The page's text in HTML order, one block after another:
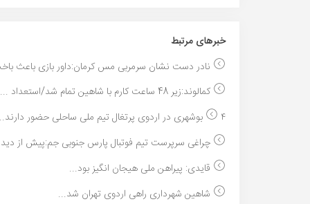
خبر‌های مرتبط
نادر دست نشان سرمربی مس کرمان:داور بازی باعث
کمالوند:زیر 48 ساعت کارم با شاهین تمام شد/استعداد ...
۴ بوشهری در اردوی پرتغال تیم ملی ساحلی حضور دارند...
چراغی سرپرست تیم فوتبال پارس جنوبی جم:پیش از
قایدی: پیراهن ملی هیجان انگیز بود...
شاهین شهرداری راهی اردوی تهران شد...